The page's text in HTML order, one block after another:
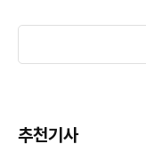
추천기사